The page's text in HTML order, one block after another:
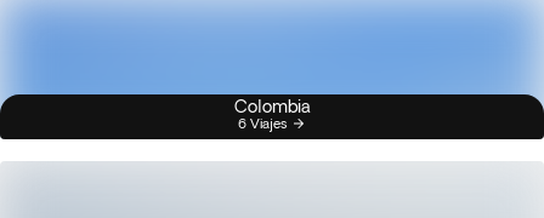
Colombia
6 Viajes